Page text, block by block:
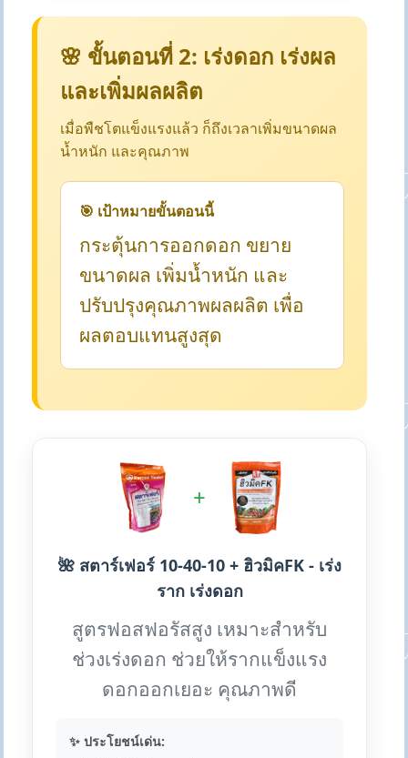
🌸 ขั้นตอนที่ 2: เร่งดอก เร่งผล
และเพิ่มผลผลิต
เมื่อพืชโตแข็งแรงแล้ว ก็ถึงเวลาเพิ่มขนาดผล
น้ำหนัก และคุณภาพ
🎯 เป้าหมายขั้นตอนนี้
กระตุ้นการออกดอก ขยาย
ขนาดผล เพิ่มน้ำหนัก และ
ปรับปรุงคุณภาพผลผลิต เพื่อ
ผลตอบแทนสูงสุด
+
🌺 สตาร์เฟอร์ 10-40-10 + ฮิวมิคFK - เร่ง
ราก เร่งดอก
สูตรฟอสฟอรัสสูง เหมาะสำหรับ
ช่วงเร่งดอก ช่วยให้รากแข็งแรง
ดอกออกเยอะ คุณภาพดี
✨ ประโยชน์เด่น: